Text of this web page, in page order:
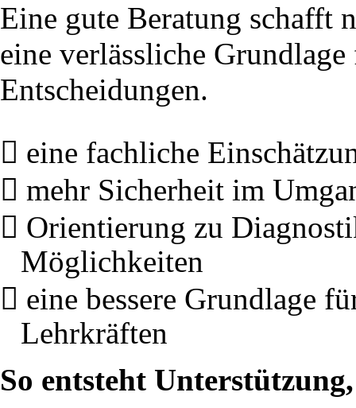
Eine gute Beratung schafft
eine verlässliche
Entscheidungen.
eine fachliche
mehr Sicherheit im
Orientierung zu
Möglichkeiten
eine bessere Grundlage
Lehrkräften
So entsteht